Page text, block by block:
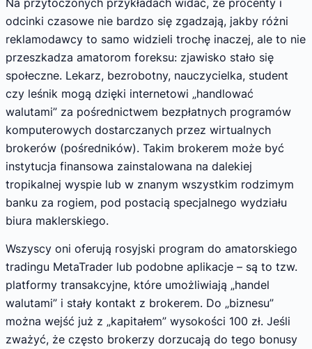
Na przytoczonych przykładach widać, że procenty i
odcinki czasowe nie bardzo się zgadzają, jakby różni
reklamodawcy to samo widzieli trochę inaczej, ale to nie
przeszkadza amatorom foreksu: zjawisko stało się
społeczne. Lekarz, bezrobotny, nauczycielka, student
czy leśnik mogą dzięki internetowi „handlować
walutami” za pośrednictwem bezpłatnych programów
komputerowych dostarczanych przez wirtualnych
brokerów (pośredników). Takim brokerem może być
instytucja finansowa zainstalowana na dalekiej
tropikalnej wyspie lub w znanym wszystkim rodzimym
banku za rogiem, pod postacią specjalnego wydziału
biura maklerskiego.
Wszyscy oni oferują rosyjski program do amatorskiego
tradingu MetaTrader lub podobne aplikacje – są to tzw.
platformy transakcyjne, które umożliwiają „handel
walutami” i stały kontakt z brokerem. Do „biznesu”
można wejść już z „kapitałem” wysokości 100 zł. Jeśli
zważyć, że często brokerzy dorzucają do tego bonusy